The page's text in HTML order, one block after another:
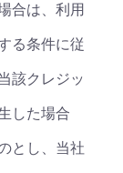
合は、利用
る条件に従
該クレジッ
した場合
とし、当社